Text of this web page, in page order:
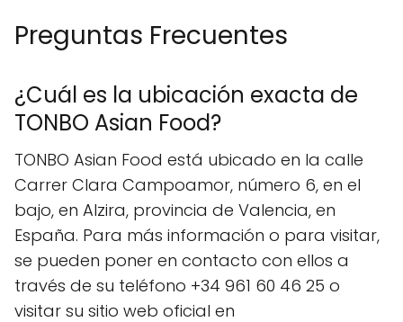
Preguntas Frecuentes
¿Cuál es la ubicación exacta de
TONBO Asian Food?
TONBO Asian Food está ubicado en la calle
Carrer Clara Campoamor, número 6, en el
bajo, en Alzira, provincia de Valencia, en
España. Para más información o para visitar,
se pueden poner en contacto con ellos a
través de su teléfono +34 961 60 46 25 o
visitar su sitio web oficial en